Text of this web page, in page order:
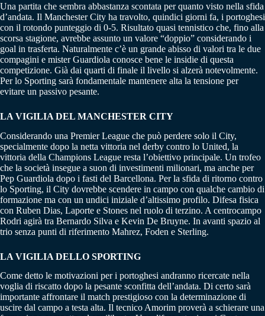
Una partita che sembra abbastanza scontata per quanto visto nella sfida
d’andata. Il Manchester City ha travolto, quindici giorni fa, i portoghesi
con il rotondo punteggio di 0-5. Risultato quasi tennistico che, fino alla
scorsa stagione, avrebbe assunto un valore “doppio” considerando i
goal in trasferta. Naturalmente c’è un grande abisso di valori tra le due
compagini e mister Guardiola conosce bene le insidie di questa
competizione. Già dai quarti di finale il livello si alzerà notevolmente.
Per lo Sporting sarà fondamentale mantenere alta la tensione per
evitare un passivo pesante.
LA VIGILIA DEL MANCHESTER CITY
Considerando una Premier League che può perdere solo il City,
specialmente dopo la netta vittoria nel derby contro lo United, la
vittoria della Champions League resta l’obiettivo principale. Un trofeo
che la società insegue a suon di investimenti milionari, ma anche per
Pep Guardiola dopo i fasti del Barcellona. Per la sfida di ritorno contro
lo Sporting, il City dovrebbe scendere in campo con qualche cambio di
formazione ma con un undici iniziale d’altissimo profilo. Difesa fisica
con Ruben Dias, Laporte e Stones nel ruolo di terzino. A centrocampo
Rodri agirà tra Bernardo Silva e Kevin De Bruyne. In avanti spazio al
trio senza punti di riferimento Mahrez, Foden e Sterling.
LA VIGILIA DELLO SPORTING
Come detto le motivazioni per i portoghesi andranno ricercate nella
voglia di riscatto dopo la pesante sconfitta dell’andata. Di certo sarà
importante affrontare il match prestigioso con la determinazione di
uscire dal campo a testa alta. Il tecnico Amorim proverà a schierare una